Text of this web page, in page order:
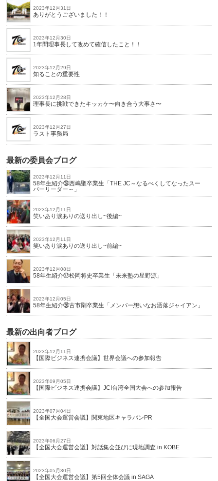
2023年12月31日
ありがとうございました！！
2023年12月30日
1年間理事長して改めて確信したこと！！
2023年12月29日
知ることの重要性
2023年12月28日
理事長に挑戦できたキッカケ〜向き合う大事さ〜
2023年12月27日
ラスト事務局
最新の委員会ブログ
2023年12月11日
58年生紹介㉘西嶋聖卒業生「THE JC～なるべくしてなったスー
パーリーダー～」
2023年12月11日
笑いあり涙ありの送り出し~後編~
2023年12月11日
笑いあり涙ありの送り出し~前編~
2023年12月08日
58年生紹介㉗松岡将史卒業生「未来塾の星野源」
2023年12月05日
58年生紹介㉖古市剛卒業生「メンバー想いなお洒落ジャイアン」
最新の出向者ブログ
2023年12月11日
【国際ビジネス連携会議】世界会議への参加報告
2023年09月05日
【国際ビジネス連携会議】JCI台湾全国大会への参加報告
2023年07月04日
【全国大会運営会議】関東地区キャラバンPR
2023年06月27日
【全国大会運営会議】対話集会並びに現地調査 in KOBE
2023年05月30日
【全国大会運営会議】第5回全体会議 in SAGA